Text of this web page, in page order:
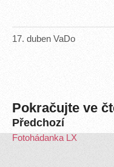
17. duben VaDo
Pokračujte ve
Předchozí
Fotohádanka LX